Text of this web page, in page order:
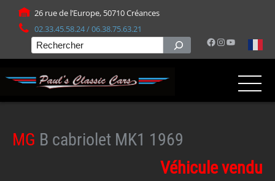
26 rue de l’Europe, 50710 Créances
02.33.45.58.24 / 06.38.75.63.21
Facebook
Instagram
YouTube
Rechercher
MG B cabriolet MK1 1969
Véhicule vendu
Panneau de gestion des cookies